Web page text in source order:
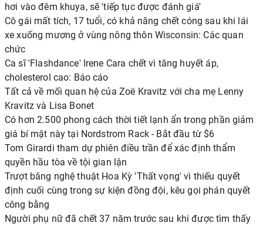
hơi vào đêm khuya, sẽ 'tiếp tục được đánh giá'
Cô gái mất tích, 17 tuổi, có khả năng chết cóng sau khi lái
xe xuống mương ở vùng nông thôn Wisconsin: Các quan
chức
Ca sĩ 'Flashdance' Irene Cara chết vì tăng huyết áp,
cholesterol cao: Báo cáo
Tất cả về mối quan hệ của Zoë Kravitz với cha mẹ Lenny
Kravitz và Lisa Bonet
Có hơn 2.500 phong cách thời tiết lạnh ẩn trong phần giảm
giá bí mật này tại Nordstrom Rack - Bắt đầu từ $6
Tom Girardi tham dự phiên điều trần để xác định thẩm
quyền hầu tòa về tội gian lận
Trượt băng nghệ thuật Hoa Kỳ 'Thất vọng' vì thiếu quyết
định cuối cùng trong sự kiện đồng đội, kêu gọi phán quyết
công bằng
Người phụ nữ đã chết 37 năm trước sau khi được tìm thấy